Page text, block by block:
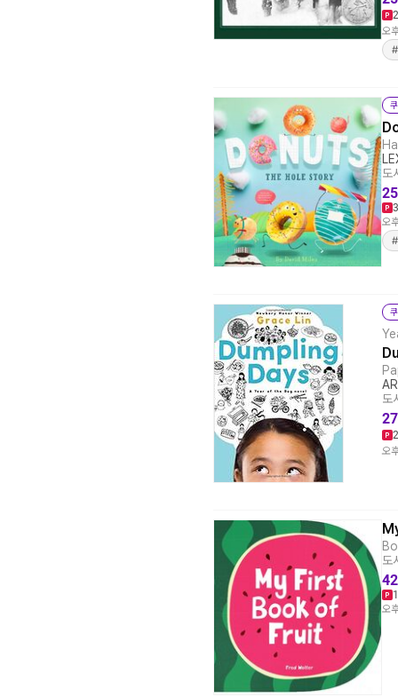
오
도
25
오
도
27
오
도
42
오